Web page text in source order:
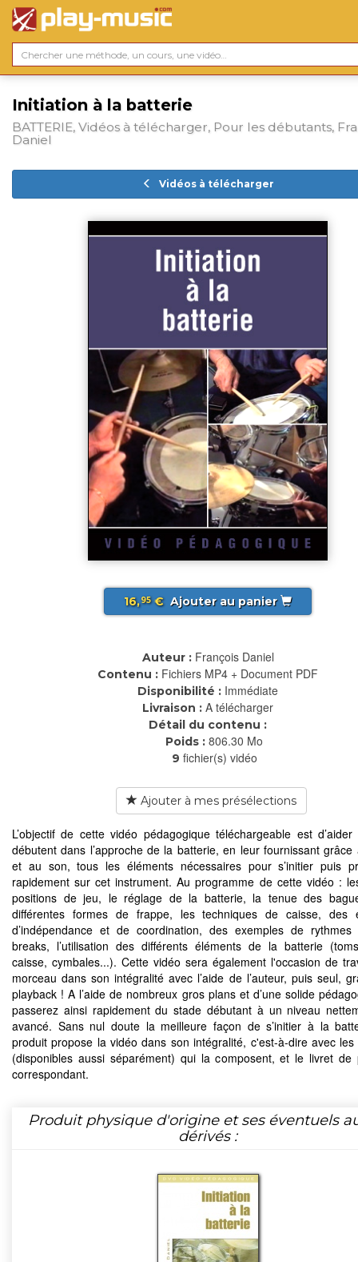
Initiation à la batterie
BATTERIE, Vidéos à télécharger, Pour les débutants,
Daniel
Vidéos à télécharger
16,95€ Ajouter au panier
Auteur : François Daniel
Contenu : Fichiers MP4 + Document PDF
Disponibilité : Immédiate
Livraison : A télécharger
Détail du contenu :
Poids : 806.30 Mo
9 fichier(s) vidéo
Ajouter à mes présélections
L’objectif de cette vidéo pédagogique téléchargeable est
débutent dans l’approche de la batterie, en leur fournissant grâce
et au son, tous les éléments nécessaires pour s’initier puis
rapidement sur cet instrument. Au programme de cette vidéo :
positions de jeu, le réglage de la batterie, la tenue des
différentes formes de frappe, les techniques de caisse, des
d’indépendance et de coordination, des exemples de
breaks, l’utilisation des différents éléments de la batterie
caisse, cymbales...). Cette vidéo sera également l'occasion de
morceau dans son intégralité avec l’aide de l’auteur, puis seul,
playback ! A l’aide de nombreux gros plans et d’une solide
passerez ainsi rapidement du stade débutant à un niveau
avancé. Sans nul doute la meilleure façon de s’initier à la
produit propose la vidéo dans son intégralité, c'est-à-dire avec
(disponibles aussi séparément) qui la composent, et le livret de
correspondant.
Produit physique d'origine et ses éventuels
dérivés :